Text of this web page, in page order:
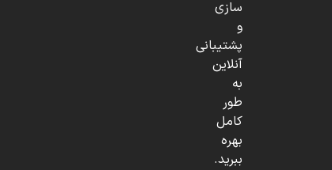
سازی
و
پشتیبانی
آنلاین
به
طور
کامل
بهره
ببرید.